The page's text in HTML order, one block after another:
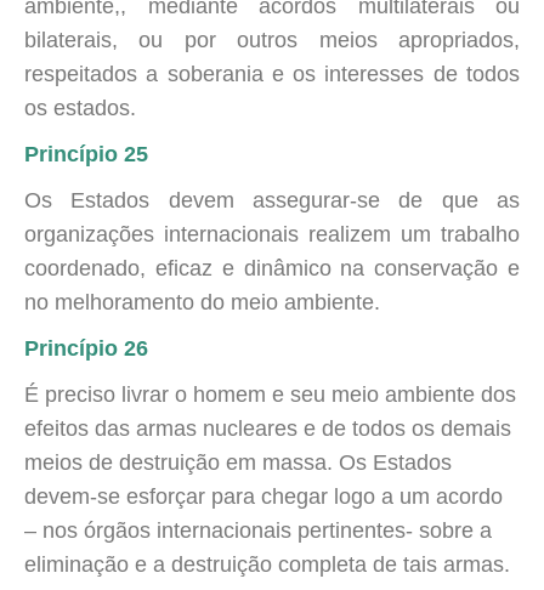
ambiente,, mediante acordos multilaterais ou
bilaterais, ou por outros meios apropriados,
respeitados a soberania e os interesses de todos
os estados.
Princípio 25
Os Estados devem assegurar-se de que as
organizações internacionais realizem um trabalho
coordenado, eficaz e dinâmico na conservação e
no melhoramento do meio ambiente.
Princípio 26
É preciso livrar o homem e seu meio ambiente dos
efeitos das armas nucleares e de todos os demais
meios de destruição em massa. Os Estados
devem-se esforçar para chegar logo a um acordo
– nos órgãos internacionais pertinentes- sobre a
eliminação e a destruição completa de tais armas.